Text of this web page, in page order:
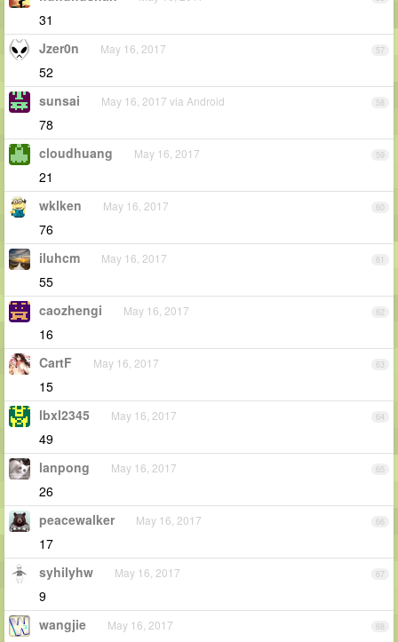
31
57
Jzer0n May 16, 2017
52
58
sunsai May 16, 2017 via Android
78
59
cloudhuang May 16, 2017
21
60
wklken May 16, 2017
76
61
iluhcm May 16, 2017
55
62
caozhengi May 16, 2017
16
63
CartF May 16, 2017
15
64
lbxl2345 May 16, 2017
49
65
lanpong May 16, 2017
26
66
peacewalker May 16, 2017
17
67
syhilyhw May 16, 2017
9
68
wangjie May 16, 2017